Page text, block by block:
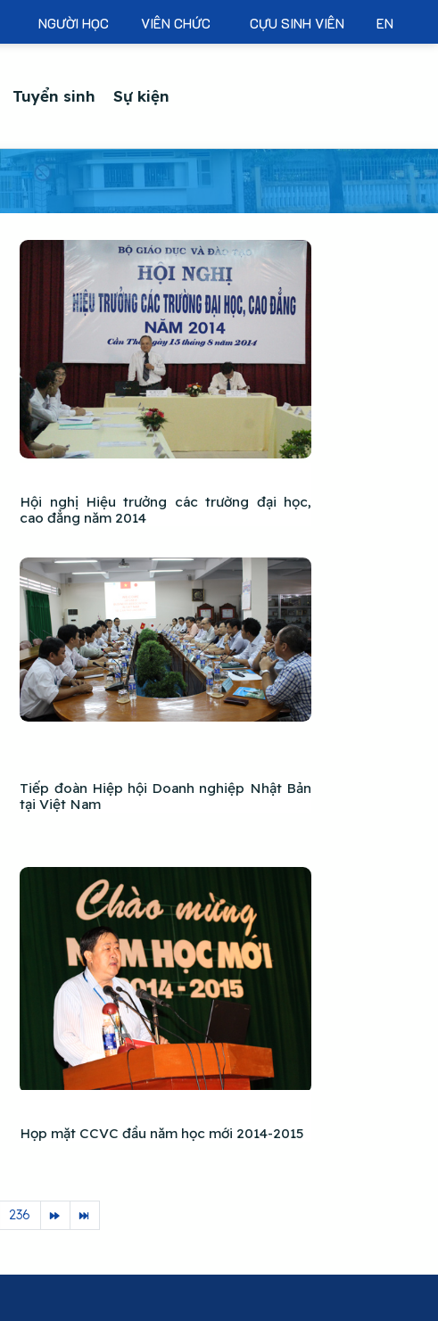
NGƯỜI HỌC VIÊN CHỨC CỰU SINH VIÊN EN
Tuyển sinh Sự kiện
Hội nghị Hiệu trưởng các trường đại học,
cao đẳng năm 2014
Tiếp đoàn Hiệp hội Doanh nghiệp Nhật Bản
tại Việt Nam
Họp mặt CCVC đầu năm học mới 2014-2015
236